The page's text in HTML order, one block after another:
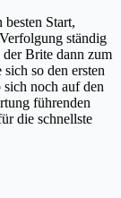
Start,
ständig
der Brite dann zum
so den ersten
noch auf den
führenden
die schnellste